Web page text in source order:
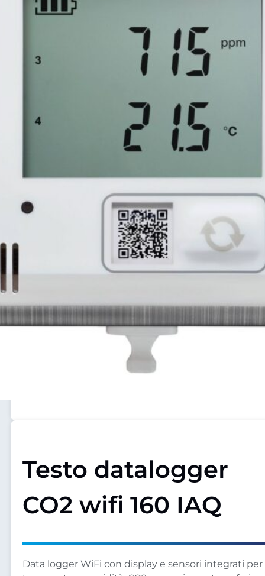
Testo datalogger
CO2 wifi 160 IAQ
Data logger WiFi con display e sensori integrati per